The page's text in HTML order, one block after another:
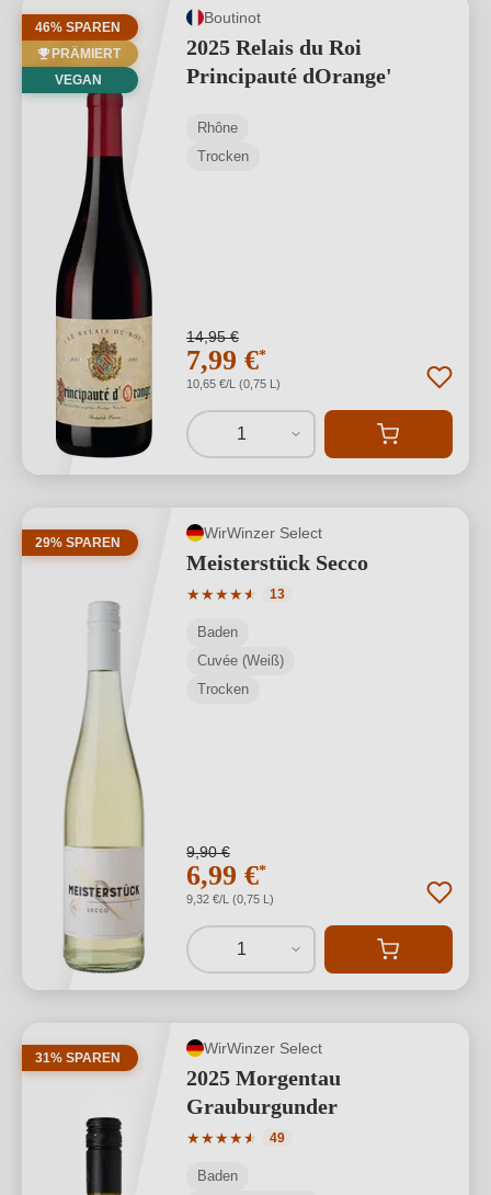
46% SPAREN
PRÄMIERT
VEGAN
Boutinot
2025 Relais du Roi
Principauté dOrange'
Rhône
Trocken
14,95 €
7,99 €*
10,65 €/L (0,75 L)
1
29% SPAREN
WirWinzer Select
Meisterstück Secco
★★★★★
★
Durchschnittliche Bewertung von 4.85
13
Baden
Cuvée (Weiß)
Trocken
9,90 €
6,99 €*
9,32 €/L (0,75 L)
1
31% SPAREN
WirWinzer Select
2025 Morgentau
Grauburgunder
★★★★★
★
Durchschnittliche Bewertung von 4.71
49
Baden